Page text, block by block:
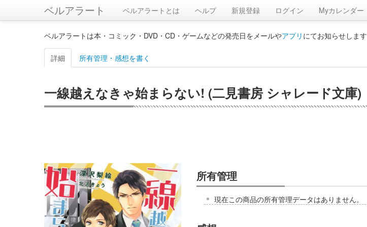
ベルアラート ベルアラートとは ヘルプ 新規登録 ログイン Myカレンダー
ベルアラートは本・コミック・DVD・CD・ゲームなどの発売日をメールやアプリ にてお知らせします
詳細 所有管理・感想を書く
一線越えなきゃ始まらない! (二見書房 シャレード文庫)
所有管理
現在この商品の所有管理データはありません。